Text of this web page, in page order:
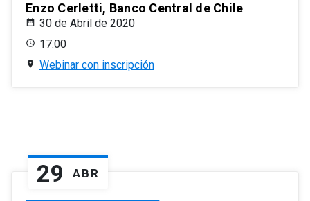
Enzo Cerletti, Banco Central de Chile
30 de Abril de 2020
17:00
Webinar con inscripción
29 ABR